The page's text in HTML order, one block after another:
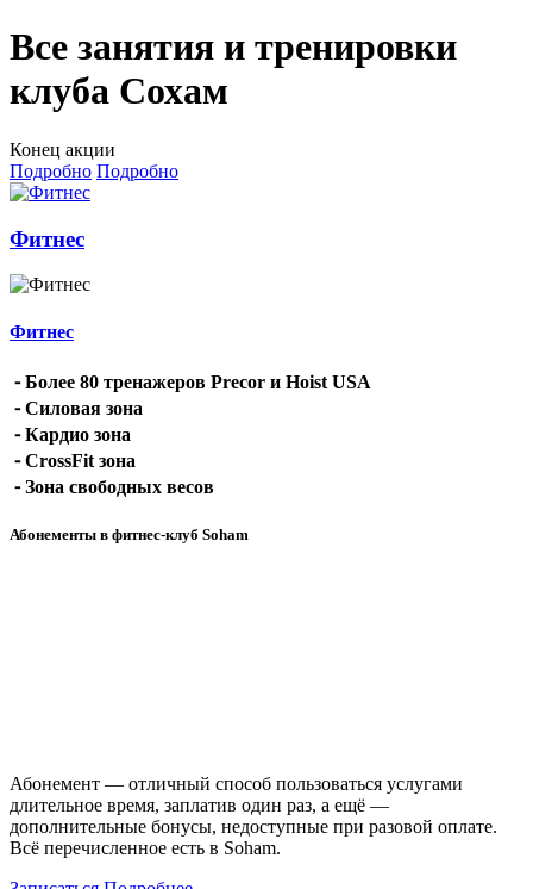
Все занятия и тренировки
клуба Сохам
Конец акции
Подробно Подробно
Фитнес
Фитнес
⁃ Более 80 тренажеров Precor и Hoist USA
⁃ Силовая зона
⁃ Кардио зона
⁃ CrossFit зона
⁃ Зона свободных весов
Абонементы в фитнес-клуб Soham
Абонемент — отличный способ пользоваться услугами
длительное время, заплатив один раз, а ещё —
дополнительные бонусы, недоступные при разовой оплате.
Всё перечисленное есть в Soham.